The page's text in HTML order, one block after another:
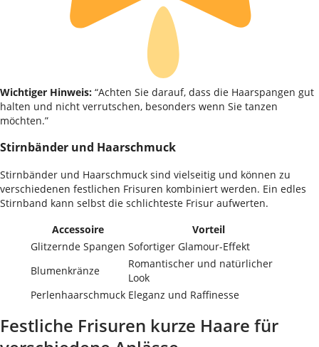
Wichtiger Hinweis: “Achten Sie darauf, dass die Haarspangen gut
halten und nicht verrutschen, besonders wenn Sie tanzen
möchten.”
Stirnbänder und Haarschmuck
Stirnbänder und Haarschmuck sind vielseitig und können zu
verschiedenen festlichen Frisuren kombiniert werden. Ein edles
Stirnband kann selbst die schlichteste Frisur aufwerten.
Accessoire
Vorteil
Glitzernde Spangen Sofortiger Glamour-Effekt
Blumenkränze
Romantischer und natürlicher
Look
Perlenhaarschmuck Eleganz und Raffinesse
Festliche Frisuren kurze Haare für